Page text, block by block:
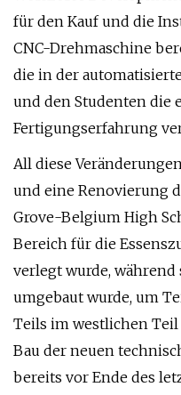
für den Kauf und die
CNC-Drehmaschine
die in der
und den Studenten die
Fertigungserfahrung
All diese
und eine Renovierung
Grove-Belgium High
Bereich für die
verlegt wurde,
umgebaut wurde, um
Teils im westlichen Teil
Bau der neuen
bereits vor Ende des